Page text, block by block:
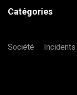
Catégories
Société Incidents